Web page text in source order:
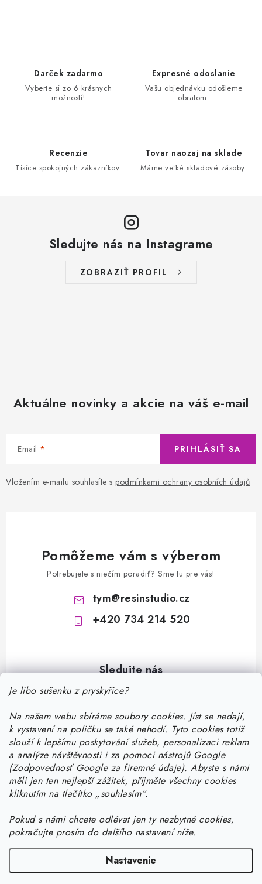
Je libo sušenku z pryskyřice?
Na našem webu sbíráme soubory cookies. Jíst se nedají,
k vystavení na poličku se také nehodí. Tyto cookies totiž
slouží k lepšímu poskytování služeb, personalizaci reklam
a analýze návštěvnosti i za pomoci nástrojů Google
(Zodpovednosť Google za firemné údaje). Abyste s námi
měli jen ten nejlepší zážitek, přijměte všechny cookies
kliknutím na tlačítko „souhlasím“.
Pokud s námi chcete odlévat jen ty nezbytné cookies,
pokračujte prosím do dalšího nastavení níže.
Nastavenie
Darček zadarmo
Vyberte si zo 6 krásnych
možností!
Expresné odoslanie
Vašu objednávku odošleme
obratom.
Recenzie
Tisíce spokojných zákazníkov.
Tovar naozaj na sklade
Máme veľké skladové zásoby.
Sledujte nás na Instagrame
ZOBRAZIŤ PROFIL
Aktuálne novinky a akcie na váš e-mail
Email
Vložením e-mailu souhlasíte s podmínkami ochrany osobních údajů
PRIHLÁSIŤ SA
Pomôžeme vám s výberom
Potrebujete s niečím poradiť? Sme tu pre vás!
tym@resinstudio.cz
+420 734 214 520
Informace pro vás
Doprava a platba
Stav objednávky
Ako pracovať so živicou
Začnite tvoriť so živicou: stiahnite si zadarmo e-book pre
začiatočníkov
Ako dlho tvrdne živica a ako urýchliť tvrdnutie živice?
Návody na výrobky zo živice
Začnite tvoriť so živicou: stiahnite si zadarmo e-book pre